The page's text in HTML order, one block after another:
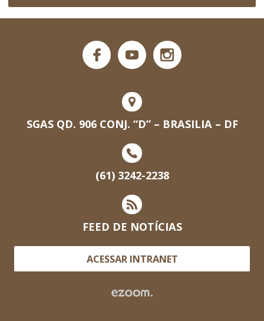
SGAS QD. 906 CONJ. “D” – BRASILIA – DF
(61) 3242-2238
FEED DE NOTÍCIAS
ACESSAR INTRANET